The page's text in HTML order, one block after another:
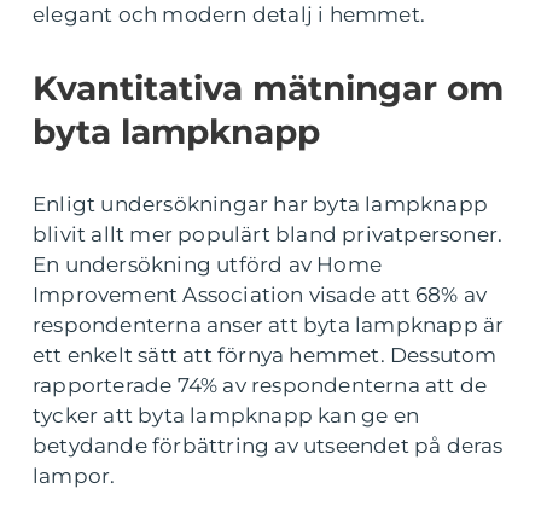
elegant och modern detalj i hemmet.
Kvantitativa mätningar om
byta lampknapp
Enligt undersökningar har byta lampknapp
blivit allt mer populärt bland privatpersoner.
En undersökning utförd av Home
Improvement Association visade att 68% av
respondenterna anser att byta lampknapp är
ett enkelt sätt att förnya hemmet. Dessutom
rapporterade 74% av respondenterna att de
tycker att byta lampknapp kan ge en
betydande förbättring av utseendet på deras
lampor.